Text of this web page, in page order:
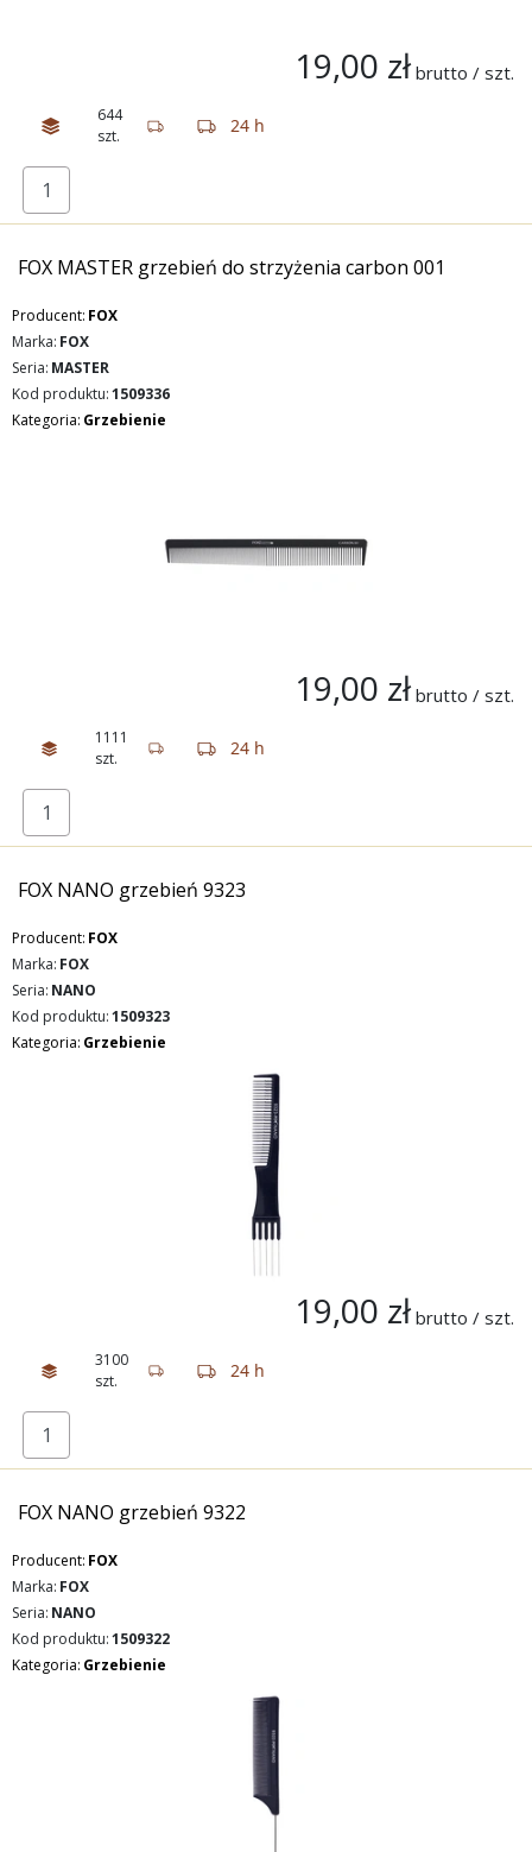
19,00 zł brutto / szt.
644
szt.
24 h
FOX MASTER grzebień do strzyżenia carbon 001
Producent: FOX
Marka: FOX
Seria: MASTER
Kod produktu:1509336
Kategoria: Grzebienie
19,00 zł brutto / szt.
1111
szt.
24 h
FOX NANO grzebień 9323
Producent: FOX
Marka: FOX
Seria: NANO
Kod produktu:1509323
Kategoria: Grzebienie
19,00 zł brutto / szt.
3100
szt.
24 h
FOX NANO grzebień 9322
Producent: FOX
Marka: FOX
Seria: NANO
Kod produktu:1509322
Kategoria: Grzebienie